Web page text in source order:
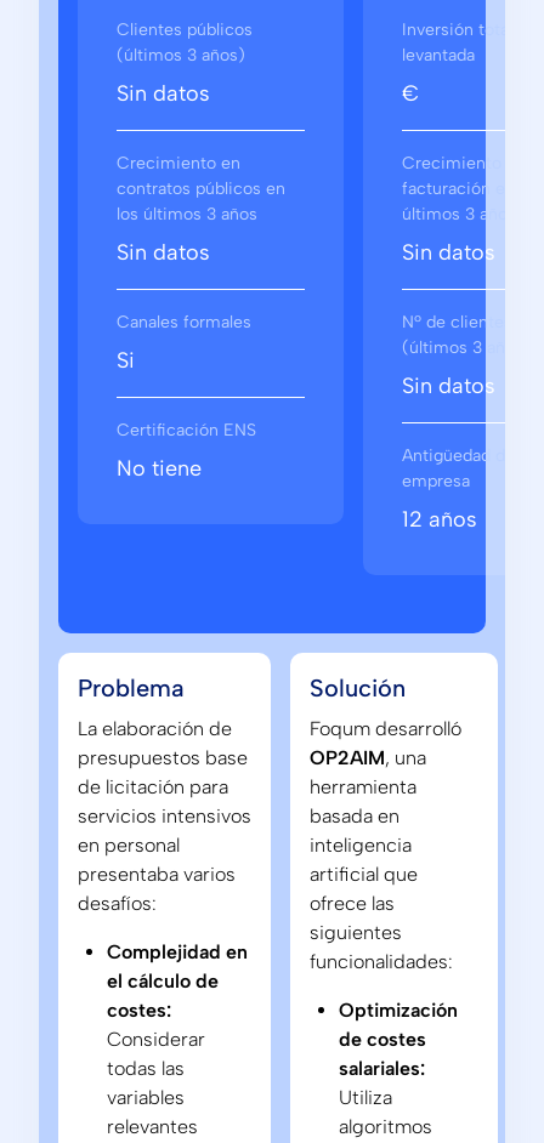
Clientes públicos
(últimos 3 años)
Sin datos
Crecimiento en
contratos públicos en
los últimos 3 años
Sin datos
Canales formales
Si
Certificación ENS
No tiene
Inversión total
levantada
€
Crecimiento en
facturación en los
últimos 3 años
Sin datos
Nº de clientes
(últimos 3 años)
Sin datos
Antigüedad de la
empresa
12 años
Problema
La elaboración de
presupuestos base
de licitación para
servicios intensivos
en personal
presentaba varios
desafíos:
Complejidad en
el cálculo de
costes:
Considerar
todas las
variables
relevantes
Solución
Foqum desarrolló
OP2AIM, una
herramienta
basada en
inteligencia
artificial que
ofrece las
siguientes
funcionalidades:
Optimización
de costes
salariales:
Utiliza
algoritmos